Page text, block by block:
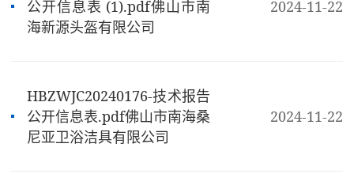
公开信息表 (1).pdf佛山市南
海新源头盔有限公司
2024-11-22
HBZWJC20240176-技术报告
公开信息表.pdf佛山市南海桑
尼亚卫浴洁具有限公司
2024-11-22